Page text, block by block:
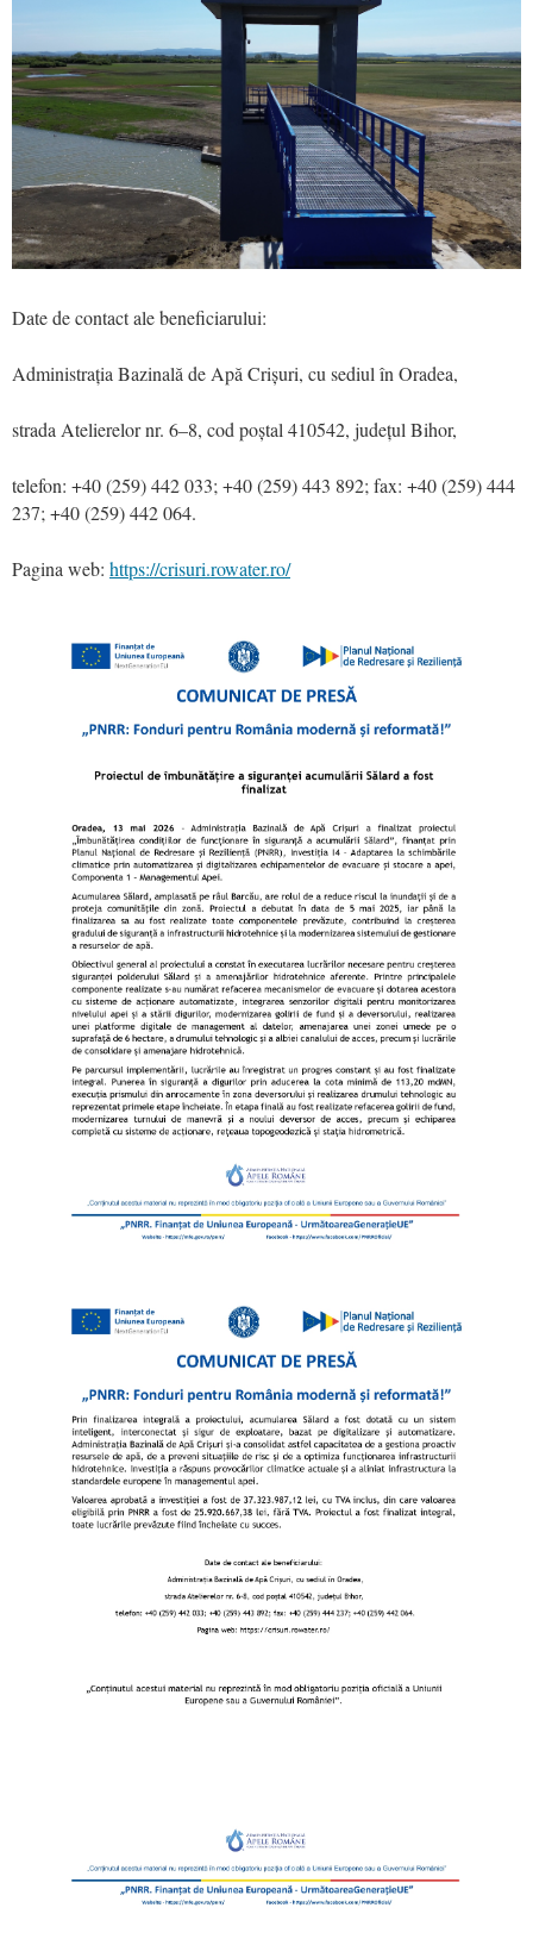
Date de contact ale beneficiarului:
Administrația Bazinală de Apă Crișuri, cu sediul în Oradea,
strada Atelierelor nr. 6–8, cod poștal 410542, județul Bihor,
telefon: +40 (259) 442 033; +40 (259) 443 892; fax: +40 (259) 444
237; +40 (259) 442 064.
Pagina web: https://crisuri.rowater.ro/